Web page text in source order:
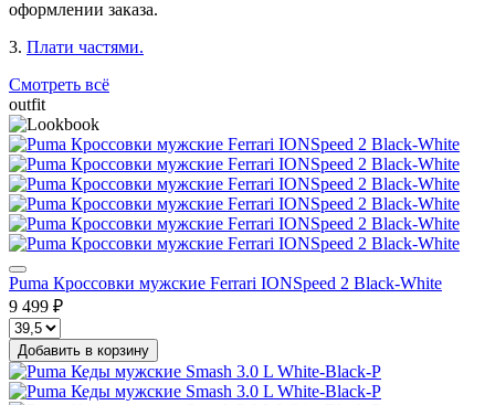
оформлении заказа.
3. Плати частями.
Смотреть всё
outfit
Puma Кроссовки мужские Ferrari IONSpeed 2 Black-White
9 499 ₽
Добавить в корзину